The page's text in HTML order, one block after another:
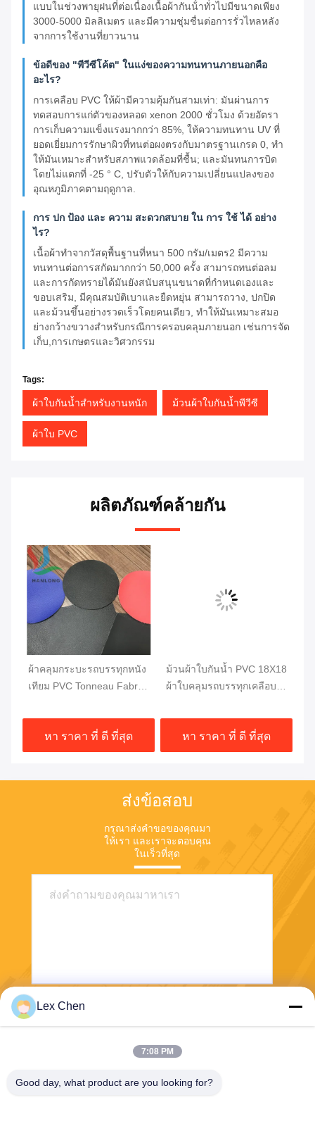
แบบในช่วงพายุฝนที่ต่อเนื่องเนื้อผ้ากันน้ําทั่วไปมีขนาดเพียง
3000-5000 มิลลิเมตร และมีความชุ่มชื่นต่อการรั่วไหลหลัง
จากการใช้งานที่ยาวนาน
ข้อดีของ "พีวีซีโค้ต" ในแง่ของความทนทานภายนอกคือ
อะไร?
การเคลือบ PVC ให้ผ้ามีความคุ้มกันสามเท่า: มันผ่านการ
ทดสอบการแก่ตัวของหลอด xenon 2000 ชั่วโมง ด้วยอัตรา
การเก็บความแข็งแรงมากกว่า 85%, ให้ความทนทาน UV ที่
ยอดเยี่ยมการรักษาผิวที่ทนต่อผงตรงกับมาตรฐานเกรด 0, ทํา
ให้มันเหมาะสําหรับสภาพแวดล้อมที่ชื้น; และมันทนการบิด
โดยไม่แตกที่ -25 ° C, ปรับตัวให้กับความเปลี่ยนแปลงของ
อุณหภูมิภาคตามฤดูกาล.
การ ปก ป้อง และ ความ สะดวกสบาย ใน การ ใช้ ได้ อย่าง
ไร?
เนื้อผ้าทําจากวัสดุพื้นฐานที่หนา 500 กรัม/เมตร2 มีความ
ทนทานต่อการสกัดมากกว่า 50,000 ครั้ง สามารถทนต่อลม
และการกัดทรายได้มันยังสนับสนุนขนาดที่กําหนดเองและ
ขอบเสริม, มีคุณสมบัติเบาและยืดหยุ่น สามารถวาง, ปกปิด
และม้วนขึ้นอย่างรวดเร็วโดยคนเดียว, ทําให้มันเหมาะสมอ
ย่างกว้างขวางสําหรับกรณีการครอบคลุมภายนอก เช่นการจัด
เก็บ,การเกษตรและวิศวกรรม
Tags:
ผ้าใบกันน้ำสำหรับงานหนัก ม้วนผ้าใบกันน้ำพีวีซี
ผ้าใบ PVC
ผลิตภัณฑ์คล้ายกัน
ผ้าคลุมกระบะรถบรรทุกหนัง
เทียม PVC Tonneau Fabric
1000DX1000D 20X20
750Gหา ราคา ที่ ดี ที่สุด
ม้วนผ้าใบกันน้ำ PVC 18X18
ผ้าใบคลุมรถบรรทุกเคลือบ
610GSM
หา ราคา ที่ ดี ที่สุด
ส่งข้อสอบ
กรุณาส่งคําขอของคุณมา
ให้เรา และเราจะตอบคุณ
ในเร็วที่สุด
Lex Chen
7:08 PM
Good day, what product are you looking for?